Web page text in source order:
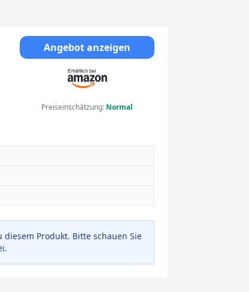
Angebot anzeigen
Preiseinschätzung: Normal
Produkt. Bitte schauen Sie